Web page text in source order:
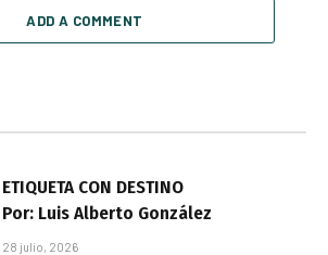
ADD A COMMENT
ETIQUETA CON DESTINO
Por: Luis Alberto González
28 julio, 2026